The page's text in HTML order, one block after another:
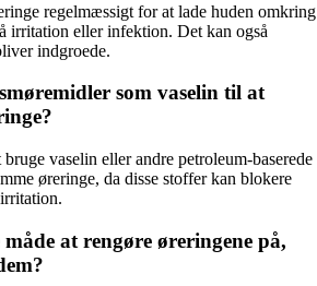
regelmæssigt for at lade huden omkring
irritation eller infektion. Det kan også
indgroede.
som vaselin til at
vaselin eller andre petroleum-baserede
øreringe, da disse stoffer kan blokere
at rengøre øreringene på,